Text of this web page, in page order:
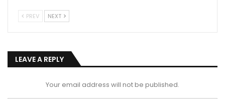
PREV NEXT
LEAVE A REPLY
Your email address will not be published.